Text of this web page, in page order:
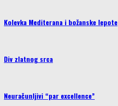
Kolevka Mediterana i božanske lepote
Div zlatnog srca
Neuračunljivi “par excellence”